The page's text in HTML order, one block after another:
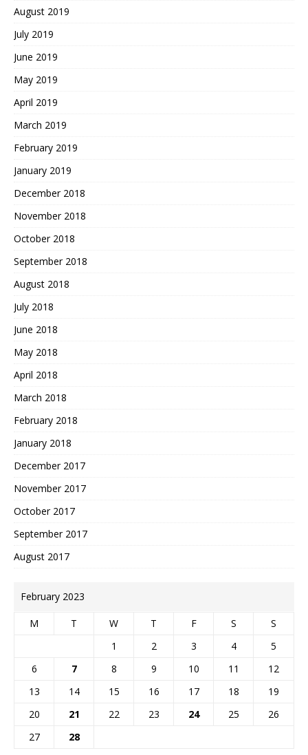
August 2019
July 2019
June 2019
May 2019
April 2019
March 2019
February 2019
January 2019
December 2018
November 2018
October 2018
September 2018
August 2018
July 2018
June 2018
May 2018
April 2018
March 2018
February 2018
January 2018
December 2017
November 2017
October 2017
September 2017
August 2017
February 2023
M T W T F S
S
1
2 3 4
5
6
7 8 9 10 11
12
13
14 15 16 17 18
19
20
21 22 23 24 25
26
27
28